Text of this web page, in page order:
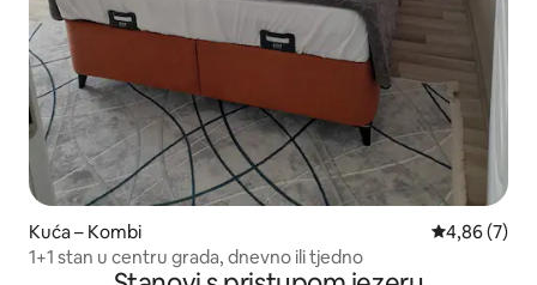
Kuća – Kombi Prosječna
4,86 (7)
1+1 stan u centru grada, dnevno ili tjedno